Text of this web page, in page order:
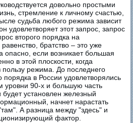
довольно простыми
стремление к личному счастью,
судьба любого режима зависит
удовлетворяет этот запрос, запрос
второго порядка на
братство – это уже
если возникает большая
в этой плоскости, когда
пользу режима. До последнего
в России удовлетворялись
90-х и большую часть
будет установлен железный
начнет нарастать
А разница между "здесь" и
фактор.